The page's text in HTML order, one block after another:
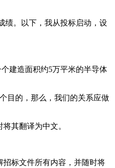
绩。以下，我从投标启动，设
建造面积约5万平米的半导体
目的，那么，我们的关系应做
其翻译为中文。
标文件所有内容，并随时将